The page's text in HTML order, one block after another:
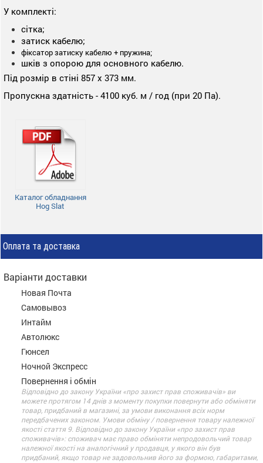
У комплекті:
сітка;
затиск кабелю;
фіксатор затиску кабелю + пружина;
шків з опорою для основного кабелю.
Під розмір в стіні 857 х 373 мм.
Пропускна здатність - 4100 куб. м / год (при 20 Па).
Каталог обладнання
Hog Slat
Оплата та доставка
Варіанти доставки
Новая Почта
Самовывоз
Интайм
Автолюкс
Гюнсел
Ночной Экспресс
Повернення і обмін
Відповідно до закону України «про захист прав споживачів» ви
можете протягом 14 днів з моменту покупки повернути або обміняти
товар, придбаний в магазині, за умови виконання всіх норм
передбачених законом. Умови обміну / повернення товару належної
якості стаття 9. Відповідно до закону України «про захист прав
споживачів»: споживач має право обміняти непродовольчий товар
належної якості на аналогічний у продавця, у якого він був
придбаний, якщо товар не задовольнив його за формою, габаритами,